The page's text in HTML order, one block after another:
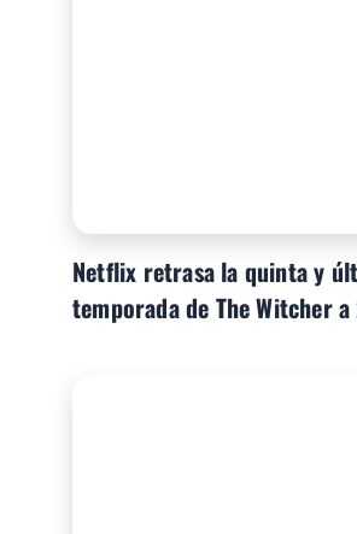
Netflix retrasa la quinta y
temporada de The Witcher a